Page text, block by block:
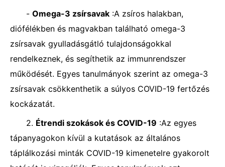
- Omega-3 zsírsavak :A zsíros halakban,
diófélékben és magvakban található omega-3
zsírsavak gyulladásgátló tulajdonságokkal
rendelkeznek, és segíthetik az immunrendszer
működését. Egyes tanulmányok szerint az omega-3
zsírsavak csökkenthetik a súlyos COVID-19 fertőzés
kockázatát.
2. Étrendi szokások és COVID-19 :Az egyes
tápanyagokon kívül a kutatások az általános
táplálkozási minták COVID-19 kimenetelre gyakorolt ​​